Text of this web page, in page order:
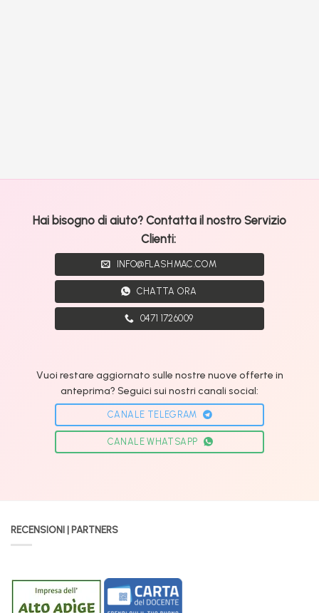
Hai bisogno di aiuto? Contatta il nostro Servizio
Clienti:
INFO@FLASHMAC.COM
CHATTA ORA
0471 1726009
Vuoi restare aggiornato sulle nostre nuove offerte in
anteprima? Seguici sui nostri canali social:
CANALE TELEGRAM
CANALE WHATSAPP
RECENSIONI | PARTNERS